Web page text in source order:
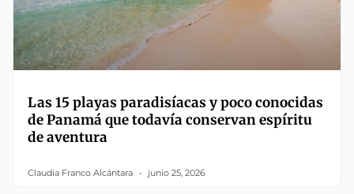
Las 15 playas paradisíacas y poco conocidas
de Panamá que todavía conservan espíritu
de aventura
Claudia Franco Alcántara junio 25, 2026